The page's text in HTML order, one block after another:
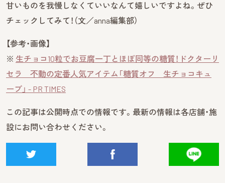
甘いものを我慢しなくていいなんて嬉しいですよね。ぜひ
チェックしてみて！（文／anna編集部）
【参考・画像】
※ 生チョコ10粒でお豆腐一丁とほぼ同等の糖質！ドクターリ
セラ 不動の定番人気アイテム「糖質オフ 生チョコキュ
ーブ」 - PR TIMES
この記事は公開時点での情報です。最新の情報は各店舗・施
設にお問い合わせください。